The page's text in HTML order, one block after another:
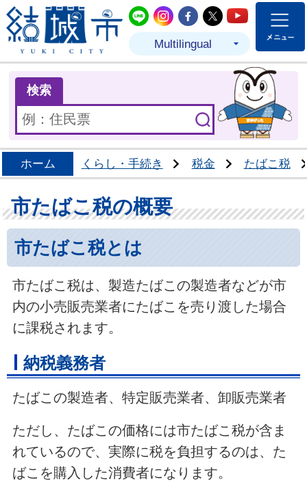
結城市公式LINE
結城市公式Instagram
結城市公式
結城市公式
結城市
Multilingual
検索
ホーム くらし・手続き 税金 たばこ税
市たばこ税の概要
市たばこ税とは
市たばこ税は、製造たばこの製造者などが市
内の小売販売業者にたばこを売り渡した場合
に課税されます。
納税義務者
たばこの製造者、特定販売業者、卸販売業者
ただし、たばこの価格には市たばこ税が含ま
れているので、実際に税を負担するのは、た
ばこを購入した消費者になります。